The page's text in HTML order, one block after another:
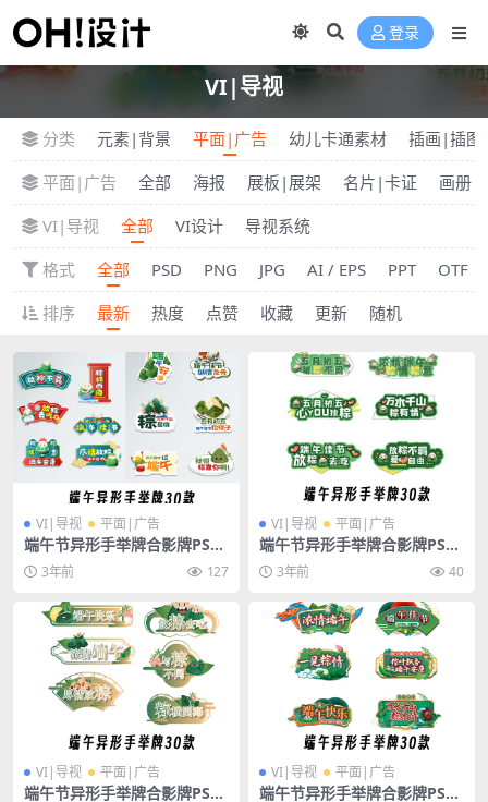
登录
VI|导视
分类 元素|背景 平面|广告 幼儿卡通素材
插画|插图
平面|广告
全部 海报 展板|展架 名片|卡证
画册|
VI|导视
全部 VI设计
导视系统
格式
全部 PSD PNG JPG AI / EPS PPT
OTF
排序
最新 热度 点赞 收藏 更新 随机
VI|导视 平面|广告
端午节异形手举牌合影牌PSD
矢量AI素材30款
3年前 127
VI|导视 平面|广告
端午节异形手举牌合影牌PSD
矢量AI素材30款
3年前 40
VI|导视 平面|广告
端午节异形手举牌合影牌PSD
VI|导视 平面|广告
端午节异形手举牌合影牌PSD